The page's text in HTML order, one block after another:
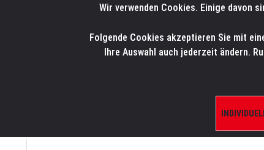
HOME
Wir verwenden Cookies. Einige davon
Folgende Cookies akzeptieren Sie mit
Ihre Auswahl auch jederzeit ändern.